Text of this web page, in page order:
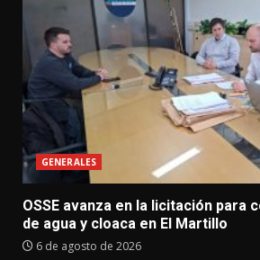
GENERALES
OSSE avanza en la licitación para
de agua y cloaca en El Martillo
6 de agosto de 2026